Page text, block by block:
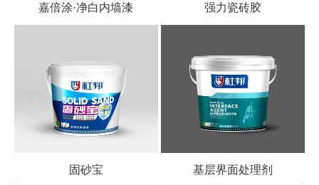
嘉倍涂·净白内墙漆 强力瓷砖胶
固砂宝 基层界面处理剂